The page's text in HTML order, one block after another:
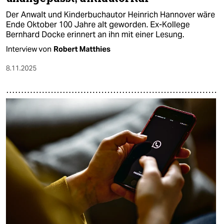
Der Anwalt und Kinderbuchautor Heinrich Hannover wäre
Ende Oktober 100 Jahre alt geworden. Ex-Kollege
Bernhard Docke erinnert an ihn mit einer Lesung.
Interview von Robert Matthies
8.11.2025